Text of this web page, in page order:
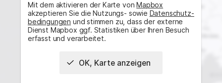
Mit dem aktivieren der Karte vonMapbox
akzeptieren Sie die Nutzungs- sowie Daten­schutz­
bedingungen und stimmen zu, dass der externe
Dienst Mapbox ggf. Statistiken über Ihren Besuch
erfasst und verarbeitet.
OK, Karte anzeigen